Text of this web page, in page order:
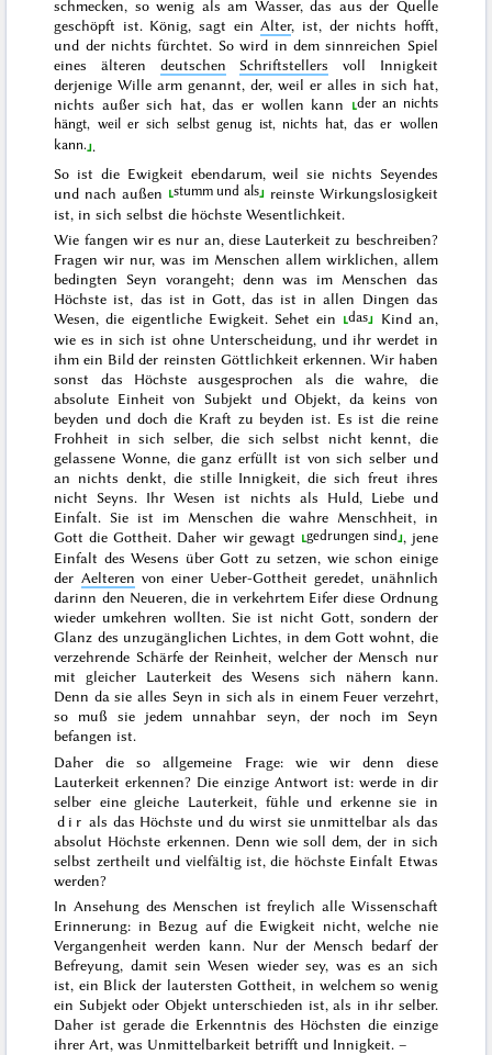
schmecken, so wenig als am Wasser, das aus der Quelle
geschöpft ist. König, sagt einAlter, ist, der nichts hofft,
und der nichts fürchtet. So wird in dem sinnreichen Spiel
eines älteren deutschen Schriftstellers voll Innigkeit
derjenige Wille arm genannt,der, weil er alles in sich hat,
nichts außer sich hat, das er wollen kann
der an nichts
hängt, weil er sich selbst genug ist, nichts hat, das er wollen
kann. .
So ist die Ewigkeit ebendarum, weil sie nichts Seyendes
und nach außen stumm und als
reinste Wirkungslosigkeit
ist, in sich selbst die höchste Wesentlichkeit.
Wie fangen wir es nur an, diese Lauterkeit zu beschreiben?
Fragen wir nur, was im Menschen allem wirklichen, allem
bedingten Seyn vorangeht; denn was im Menschen das
Höchste ist, das ist in Gott, das ist in allen Dingen das
Wesen, die eigentliche Ewigkeit. Sehetein das
Kind an,
wie es in sich ist ohne Unterscheidung, und ihr werdet in
ihm ein Bild der reinsten Göttlichkeit erkennen. Wir haben
sonst das Höchste ausgesprochen als die wahre, die
absolute Einheit von Subjekt und Objekt, da keins von
beyden und doch die Kraft zu beyden ist. Es ist die reine
Frohheit in sich selber, die sich selbst nicht kennt, die
gelassene Wonne, die ganz erfüllt ist von sich selber und
an nichts denkt, die stille Innigkeit, die sich freut ihres
nicht Seyns. Ihr Wesen ist nichts als Huld, Liebe und
Einfalt. Sie ist im Menschen die wahre Menschheit, in
Gott die Gottheit. Daher wir gewagt gedrungen sind , jene
Einfalt desWesens über Gott zu setzen, wie schon einige
der Aelteren von einer Ueber-Gottheit geredet, unähnlich
darinn den Neueren, die in verkehrtem Eifer diese Ordnung
wieder umkehren wollten. Sie ist nicht Gott, sondern der
Glanz des unzugänglichen Lichtes, in dem Gott wohnt, die
verzehrende Schärfe der Reinheit, welcher der Mensch nur
mit gleicher Lauterkeit des Wesens sich nähern kann.
Denn da sie alles Seyn in sich als in einem Feuer verzehrt,
so muß sie jedem unnahbar seyn, der noch im Seyn
befangen ist.
Daher die so allgemeine Frage: wie wir denn diese
Lauterkeit erkennen? Die einzige Antwort ist: werde in dir
selber eine gleiche Lauterkeit, fühle und erkenne sie in
dir als das Höchste und du wirst sie unmittelbar als das
absolut Höchste erkennen. Denn wie soll dem, der in sich
selbst zertheilt und vielfältig ist, die höchste Einfalt Etwas
werden?
In Ansehung des Menschen ist freylich alle Wissenschaft
Erinnerung: in Bezug auf die Ewigkeit nicht, welche nie
Vergangenheit werden kann. Nur der Mensch bedarf der
Befreyung, damit sein Wesen wieder sey, was es an sich
ist, ein Blick der lautersten Gottheit, in welchem so wenig
ein Subjekt oder Objekt unterschieden ist, als in ihr selber.
Daher ist gerade die Erkenntnis des Höchsten die einzige
ihrer Art, was Unmittelbarkeit betrifft und Innigkeit. –